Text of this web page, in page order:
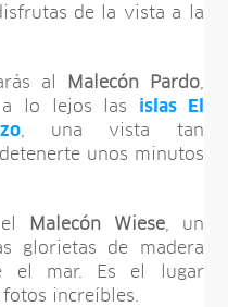
de la vista a la
al Malecón Pardo,
a lo lejos las islas El
, una vista tan
unos minutos
el Malecón Wiese, un
glorietas de madera
el mar. Es el lugar
increíbles.